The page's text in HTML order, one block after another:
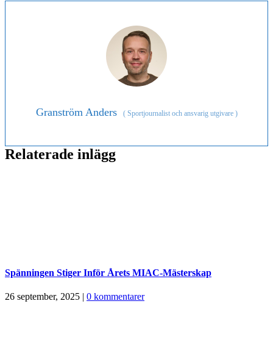
Granström Anders (Sportjournalist och ansvarig utgivare )
Relaterade inlägg
Spänningen Stiger Inför Årets MIAC-Mästerskap
26 september, 2025 | 0 kommentarer